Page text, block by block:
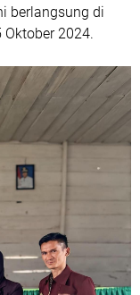
berlangsung di
2024.